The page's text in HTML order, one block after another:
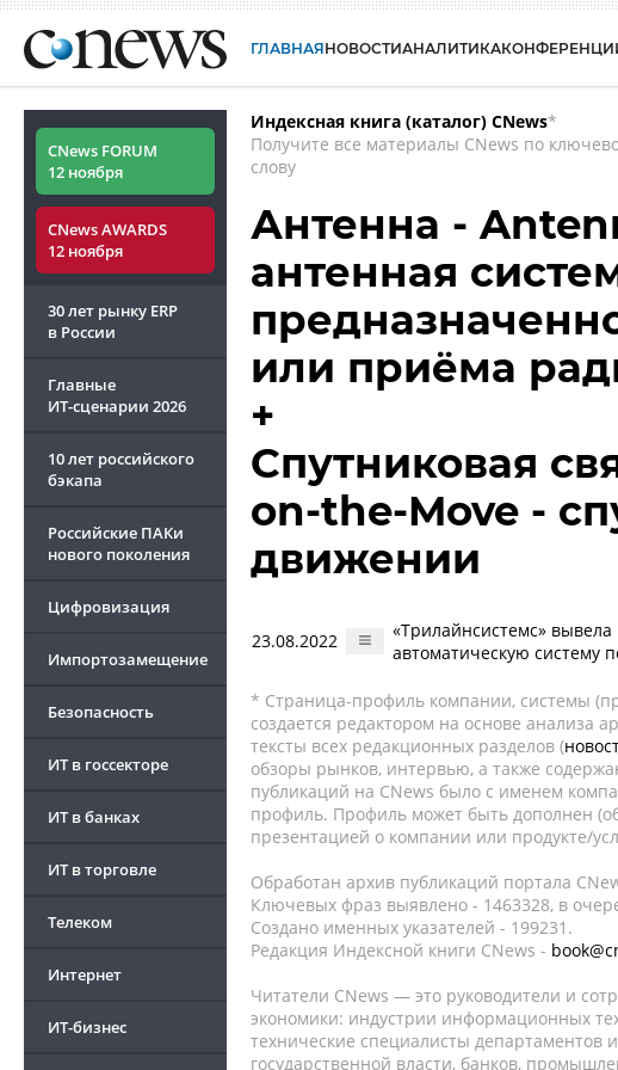
ГЛАВНАЯНОВОСТИАНАЛИТИКА
CNews FORUM
12 ноября
CNews AWARDS
12 ноября
30 лет рынку ERP
в России
Главные
ИТ-сценарии 2026
10 лет российского
бэкапа
Российские ПАКи
нового поколения
Цифровизация
Импортозамещение
Безопасность
ИТ в госсекторе
ИТ в банках
ИТ в торговле
Телеком
Интернет
ИТ-бизнес
Индексная книга (каталог) CNews*
Получите все материалы CNews по
слову
Антенна -
антенная
или приёма
+
Спутниковая
on-the-Move -
движении
23.08.2022
«Трилайнсистемс»
автоматическую систему
* Страница-профиль компании, системы
создается редактором на основе анализа
тексты всех редакционных разделов (
обзоры рынков, интервью, а также
публикаций на CNews было с именем
профиль. Профиль может быть дополнен
презентацией о компании или продукте/
Обработан архив публикаций портала
Ключевых фраз выявлено - 1463328, в
Создано именных указателей - 199231.
Редакция Индексной книги CNews -
Читатели CNews — это руководители и
экономики: индустрии информационных
технические специалисты
государственной власти, банков,